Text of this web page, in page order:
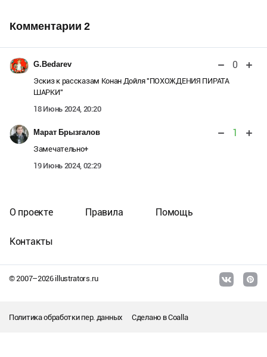
Комментарии 2
G.Bedarev 0
Эскиз к рассказам Конан Дойля "ПОХОЖДЕНИЯ ПИРАТА
ШАРКИ"
18 Июнь 2024, 20:20
Марат Брызгалов 1
Замечательно+
19 Июнь 2024, 02:29
© 2007–2026illustrators.ru
О проекте Правила Помощь
Контакты
Политика обработки пер. данных Сделано вCoalla